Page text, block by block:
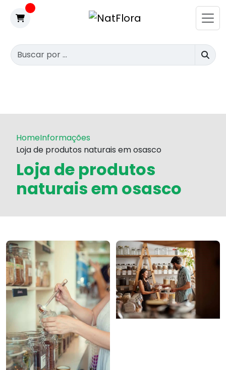
HomeInformações
Loja de produtos naturais em osasco
Loja de produtos
naturais em osasco